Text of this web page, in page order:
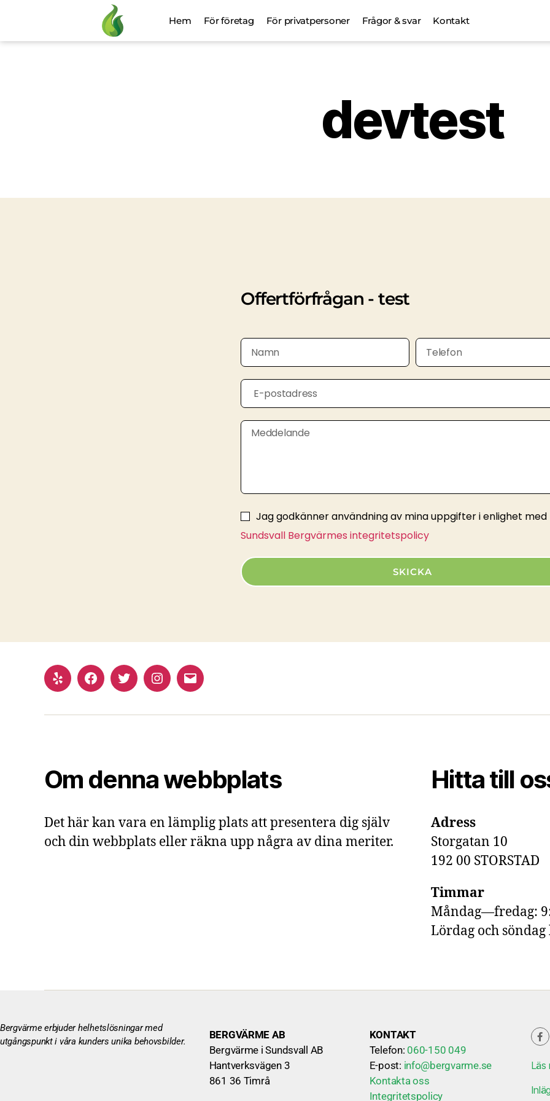
Hem För företag För privatpersoner Frågor & svar Kontakt
devtest
Offertförfrågan - test
Jag godkänner användning av mina uppgifter i enlighet med
Sundsvall Bergvärmes integritetspolicy
SKICKA
Om denna webbplats
Det här kan vara en lämplig plats att presentera dig själv
och din webbplats eller räkna upp några av dina meriter.
Hitta till
Adress
Storgatan 10
192 00 STORSTAD
Timmar
Måndag—fredag:
Lördag och söndag
Bergvärme erbjuder helhetslösningar med
utgångspunkt i våra kunders unika behovsbilder.
BERGVÄRME AB
Bergvärme i Sundsvall AB
Hantverksvägen 3
861 36 Timrå
KONTAKT
Telefon: 060-150 049
E-post: info@bergvarme.se
Kontakta oss
Integritetspolicy
Läs